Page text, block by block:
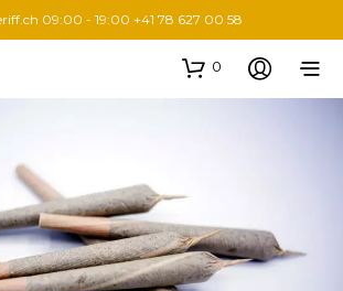
09:00 - 19:00 +41 78 627 00 58
0